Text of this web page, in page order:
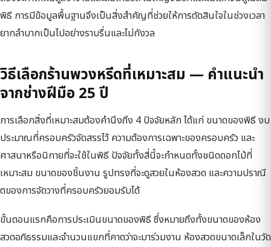
พิธี การมีข้อมูลพื้นฐานจึงเป็นสิ่งสำคัญที่ช่วยให้การตัดสินใจในช่วงเวลา
ยากลำบากเป็นไปอย่างราบรื่นและไม่กังวล
วิธีเลือกร้านพวงหรีดที่เหมาะสม — คำแนะนำ
จากช่างฝีมือ 25 ปี
การเลือกสิ่งที่เหมาะสมต้องคำนึงถึง 4 ปัจจัยหลัก ได้แก่ ขนาดของพิธี งบ
ประมาณที่ครอบครัวจัดสรรไว้ ความต้องการเฉพาะของครอบครัว และ
ศาสนาหรือนิกายที่จะใช้ในพิธี ปัจจัยทั้งสี่นี้จะกำหนดทั้งชนิดดอกไม้ที่
เหมาะสม ขนาดของชิ้นงาน รูปทรงที่จะดูสวยในห้องสวด และความปราณี
ตของการจัดวางที่ครอบครัวยอมรับได้
ขั้นตอนแรกคือการประเมินขนาดของพิธี ซึ่งหมายถึงทั้งขนาดของห้อง
สวดอภิธรรมและจำนวนแขกที่คาดว่าจะมาร่วมงาน ห้องสวดขนาดเล็กในวัด